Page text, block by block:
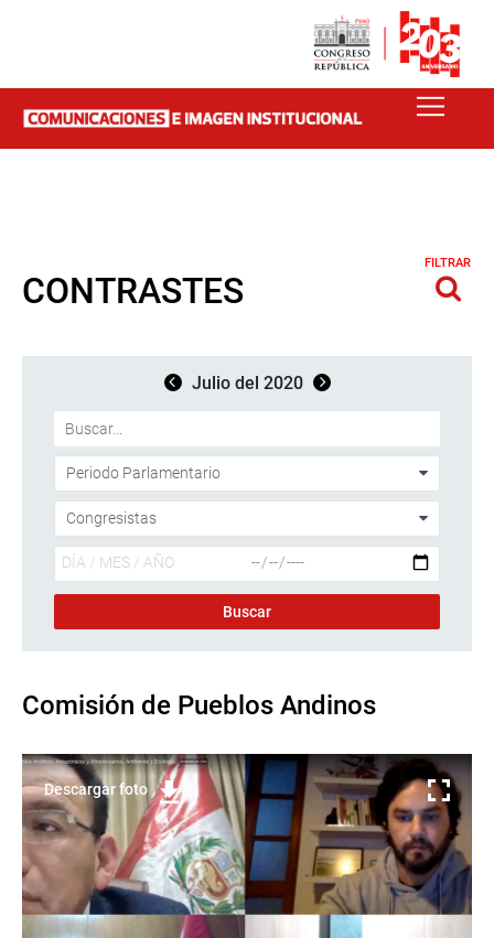
CONTRASTES
FILTRAR
Julio del 2020
Comisión de Pueblos Andinos
Descargar foto